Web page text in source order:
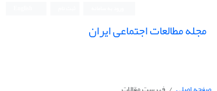
مجله مطالعات اجتماعی ایران